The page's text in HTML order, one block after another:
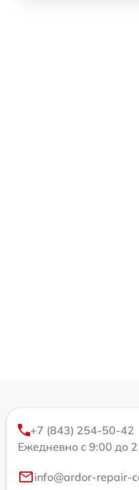
+7 (843) 254-50-42
Ежедневно с 9:00 до
info@ardor-repair-